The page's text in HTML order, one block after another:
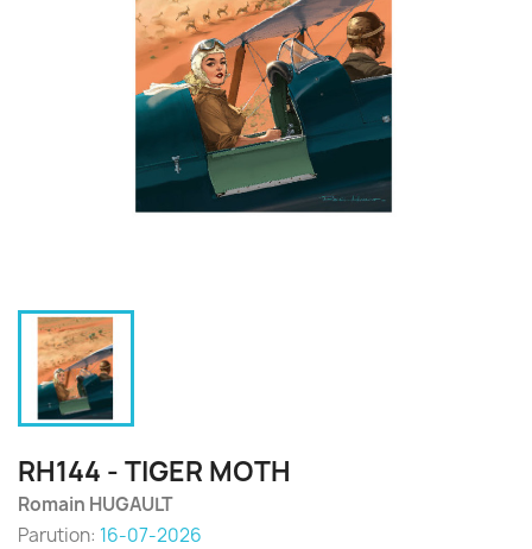
RH144 - TIGER MOTH
Romain HUGAULT
Parution: 16-07-2026